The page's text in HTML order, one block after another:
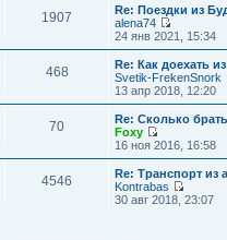
ю
о
б
щ
е
н
и
ю
е
м
у
с
о
о
б
щ
е
и
ю
л
д
н
е
м
у
с
о
б
щ
е
н
и
к
п
о
л
е
д
н
е
у
с
о
о
б
1907
Re: Поездки из
alena74
П
е
р
е
й
т
к
п
о
л
е
д
24 янв 2021, 15:34
468
Re: Как доехать
Svetik-FrekenSnork
13 апр 2018, 12:20
70
Re: Сколько
Foxy
П
е
р
е
й
т
16 ноя 2016, 16:58
4546
Re: Транспорт из
Kontrabas
П
30 авг 2018, 23:07